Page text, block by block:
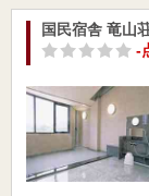
国民宿舎 竜山
-